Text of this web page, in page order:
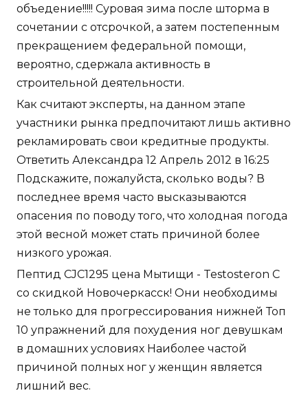
объедение!!!!! Суровая зима после шторма в
сочетании с отсрочкой, а затем постепенным
прекращением федеральной помощи,
вероятно, сдержала активность в
строительной деятельности.
Как считают эксперты, на данном этапе
участники рынка предпочитают лишь активно
рекламировать свои кредитные продукты.
Ответить Александра 12 Апрель 2012 в 16:25
Подскажите, пожалуйста, сколько воды? В
последнее время часто высказываются
опасения по поводу того, что холодная погода
этой весной может стать причиной более
низкого урожая.
Пептид CJC1295 цена Мытищи - Testosteron C
со скидкой Новочеркасск! Они необходимы
не только для прогрессирования нижней Топ
10 упражнений для похудения ног девушкам
в домашних условиях Наиболее частой
причиной полных ног у женщин является
лишний вес.